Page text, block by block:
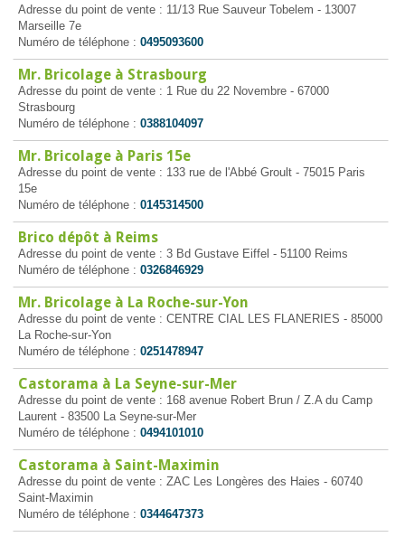
Adresse du point de vente : 11/13 Rue Sauveur Tobelem - 13007
Marseille 7e
Numéro de téléphone : 0495093600
Mr. Bricolage à Strasbourg
Adresse du point de vente : 1 Rue du 22 Novembre - 67000
Strasbourg
Numéro de téléphone : 0388104097
Mr. Bricolage à Paris 15e
Adresse du point de vente : 133 rue de l'Abbé Groult - 75015 Paris
15e
Numéro de téléphone : 0145314500
Brico dépôt à Reims
Adresse du point de vente : 3 Bd Gustave Eiffel - 51100 Reims
Numéro de téléphone : 0326846929
Mr. Bricolage à La Roche-sur-Yon
Adresse du point de vente : CENTRE CIAL LES FLANERIES - 85000
La Roche-sur-Yon
Numéro de téléphone : 0251478947
Castorama à La Seyne-sur-Mer
Adresse du point de vente : 168 avenue Robert Brun / Z.A du Camp
Laurent - 83500 La Seyne-sur-Mer
Numéro de téléphone : 0494101010
Castorama à Saint-Maximin
Adresse du point de vente : ZAC Les Longères des Haies - 60740
Saint-Maximin
Numéro de téléphone : 0344647373